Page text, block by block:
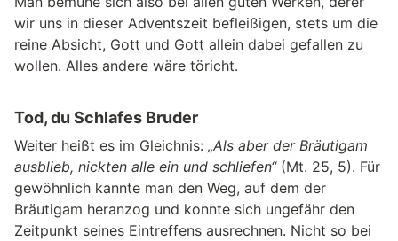
wir uns in dieser Adventszeit befleißigen, stets um die
reine Absicht, Gott und Gott allein dabei gefallen zu
wollen. Alles andere wäre töricht.
Tod, du Schlafes Bruder
Weiter heißt es im Gleichnis: „Als aber der Bräutigam
ausblieb, nickten alle ein und schliefen“(Mt. 25, 5). Für
gewöhnlich kannte man den Weg, auf dem der
Bräutigam heranzog und konnte sich ungefähr den
Zeitpunkt seines Eintreffens ausrechnen. Nicht so bei